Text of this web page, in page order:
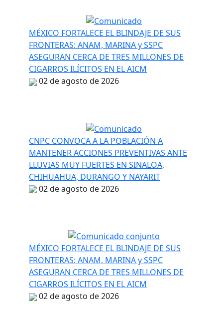
MÉXICO FORTALECE EL BLINDAJE DE SUS
FRONTERAS: ANAM, MARINA y SSPC
ASEGURAN CERCA DE TRES MILLONES DE
CIGARROS ILÍCITOS EN EL AICM
02 de agosto de 2026
CNPC CONVOCA A LA POBLACIÓN A
MANTENER ACCIONES PREVENTIVAS ANTE
LLUVIAS MUY FUERTES EN SINALOA,
CHIHUAHUA, DURANGO Y NAYARIT
02 de agosto de 2026
MÉXICO FORTALECE EL BLINDAJE DE SUS
FRONTERAS: ANAM, MARINA y SSPC
ASEGURAN CERCA DE TRES MILLONES DE
CIGARROS ILÍCITOS EN EL AICM
02 de agosto de 2026